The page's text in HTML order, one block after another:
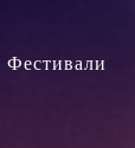
Фестивали